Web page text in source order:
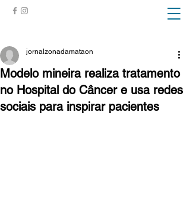
Modelo mineira realiza tratamento
no Hospital do Câncer e usa redes
sociais para inspirar pacientes
jornalzonadamataon